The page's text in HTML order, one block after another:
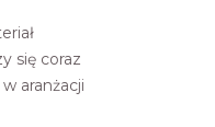
się coraz
aranżacji